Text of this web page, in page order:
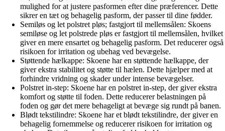
mulighed for at justere pasformen efter dine præferencer. Dette
sikrer en tæt og behagelig pasform, der passer til dine fødder.
Semiløs og let polstret pløs; fastgjort til mellemsålen: Skoens
semiløse og let polstrede pløs er fastgjort til mellemsålen, hvilket
giver en mere ensartet og behagelig pasform. Det reducerer også
risikoen for irritation og ubehag ved bevægelse.
Støttende hælkappe: Skoene har en støttende hælkappe, der
giver ekstra stabilitet og støtte til hælen. Dette hjælper med at
forhindre vridning og skader under intense bevægelser.
Polstret in-step: Skoene har en polstret in-step, der giver ekstra
komfort og støtte til foden. Dette reducerer belastningen på
foden og gør det mere behageligt at bevæge sig rundt på banen.
Blødt tekstilindre: Skoene har et blødt tekstilindre, der giver en
behagelig fornemmelse og reducerer risikoen for irritation og